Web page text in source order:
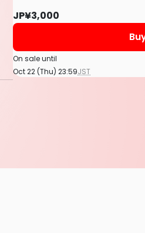
JP¥3,000
On sale until
Oct 22 (Thu) 23:59JST